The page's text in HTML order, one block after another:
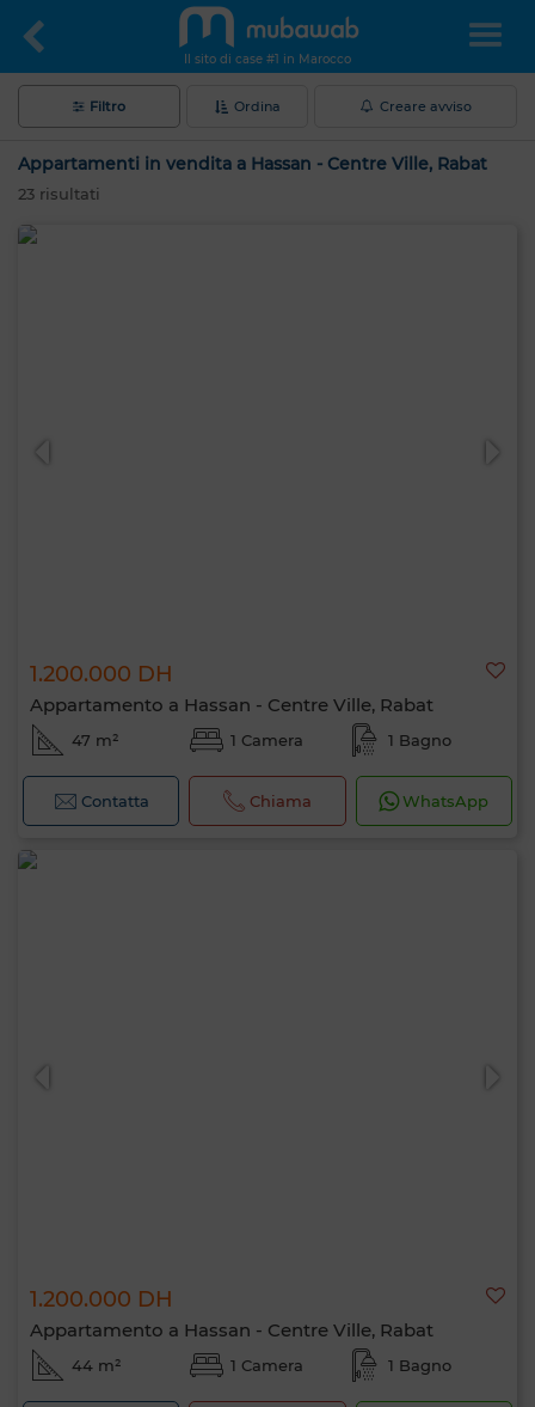
Il sito di case #1 in Marocco
Filtro Ordina Creare avviso
Appartamenti in vendita a Hassan - Centre Ville, Rabat
23 risultati
1.200.000 DH
Appartamento a Hassan - Centre Ville, Rabat
47 m² 1 Camera 1 Bagno
Contatta Chiama WhatsApp
1.200.000 DH
Appartamento a Hassan - Centre Ville, Rabat
44 m² 1 Camera 1 Bagno